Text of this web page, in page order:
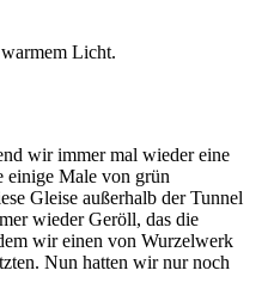
wir immer mal wieder eine
einige Male von grün
Gleise außerhalb der Tunnel
wieder Geröll, das die
wir einen von Wurzelwerk
Nun hatten wir nur noch